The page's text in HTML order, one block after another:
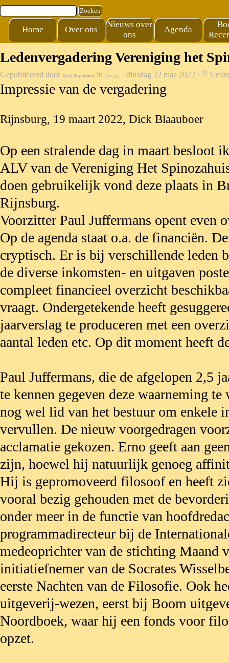
Ga naar de inhoud
Zoeken
Home Over ons
Nieuws over
ons
Agenda
Ledenvergadering Vereniging het
Gepubliceerd door Dick Blaauboer in Verslag · dinsdag 22 maa 2022 · 5
Impressie van de vergadering
Rijnsburg, 19 maart 2022, Dick Blaauboer
Op een stralende dag in maart besloot
ALV van de Vereniging Het
doen gebruikelijk vond deze plaats in
Rijnsburg.
Voorzitter Paul Juffermans opent even
Op de agenda staat o.a. de financiën.
cryptisch. Er is bij verschillende leden
de diverse inkomsten- en uitgaven
compleet financieel overzicht
vraagt. Ondergetekende heeft
jaarverslag te produceren met een
aantal leden etc. Op dit moment heeft
Paul Juffermans, die de afgelopen 2,5
te kennen gegeven deze waarneming
nog wel lid van het bestuur om enkele
vervullen. De nieuw voorgedragen
acclamatie gekozen. Erno geeft aan
zijn, hoewel hij natuurlijk genoeg
Hij is gepromoveerd filosoof en heeft
vooral bezig gehouden met de
onder meer in de functie van
programmadirecteur bij de
medeoprichter van de stichting Maand
initiatiefnemer van de Socrates
eerste Nachten van de Filosofie. Ook
uitgeverij-wezen, eerst bij Boom
Noordboek, waar hij een fonds voor
opzet.